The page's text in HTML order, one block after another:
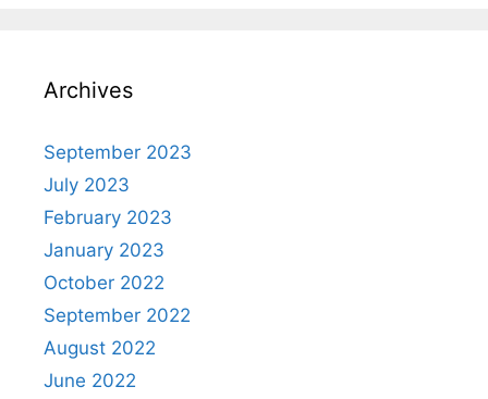
Archives
September 2023
July 2023
February 2023
January 2023
October 2022
September 2022
August 2022
June 2022